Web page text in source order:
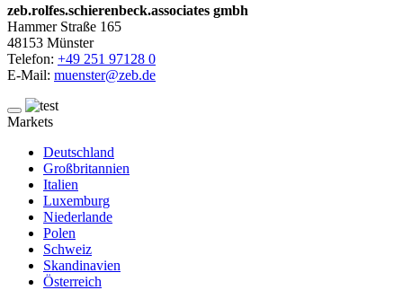
zeb.rolfes.schierenbeck.associates gmbh
Hammer Straße 165
48153 Münster
Telefon: +49 251 97128 0
E-Mail: muenster@zeb.de
Markets
Deutschland
Großbritannien
Italien
Luxemburg
Niederlande
Polen
Schweiz
Skandinavien
Österreich